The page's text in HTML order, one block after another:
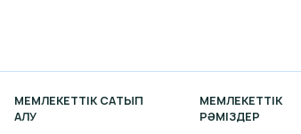
МЕМЛЕКЕТТІК САТЫП
АЛУ
МЕМЛЕКЕТТІК
РӘМІЗДЕР